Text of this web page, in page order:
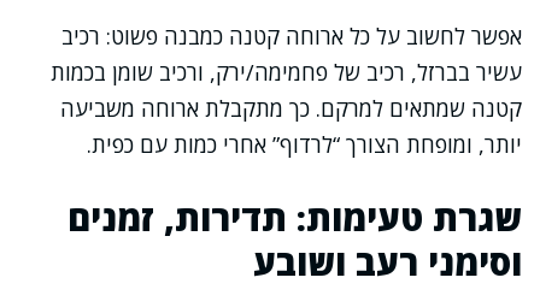
אפשר לחשוב על כל ארוחה קטנה כמבנה פשוט: רכיב
עשיר בברזל, רכיב של פחמימה/ירק, ורכיב שומן בכמות
קטנה שמתאים למרקם. כך מתקבלת ארוחה משביעה
יותר, ומופחת הצורך “לרדוף” אחרי כמות עם כפית.
שגרת טעימות: תדירות, זמנים
וסימני רעב ושובע